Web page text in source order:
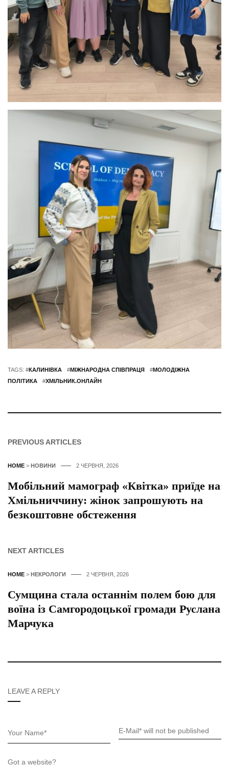
TAGS: #КАЛИНІВКА #МІЖНАРОДНА СПІВПРАЦЯ #МОЛОДІЖНА
ПОЛІТИКА
#ХМІЛЬНИК.ОНЛАЙН
PREVIOUS ARTICLES
HOME > НОВИНИ 2 ЧЕРВНЯ, 2026
Мобільний мамограф «Квітка» приїде на
Хмільниччину: жінок запрошують на
безкоштовне обстеження
NEXT ARTICLES
HOME > НЕКРОЛОГИ 2 ЧЕРВНЯ, 2026
Сумщина стала останнім полем бою для
воїна із Самгородоцької громади Руслана
Марчука
LEAVE A REPLY